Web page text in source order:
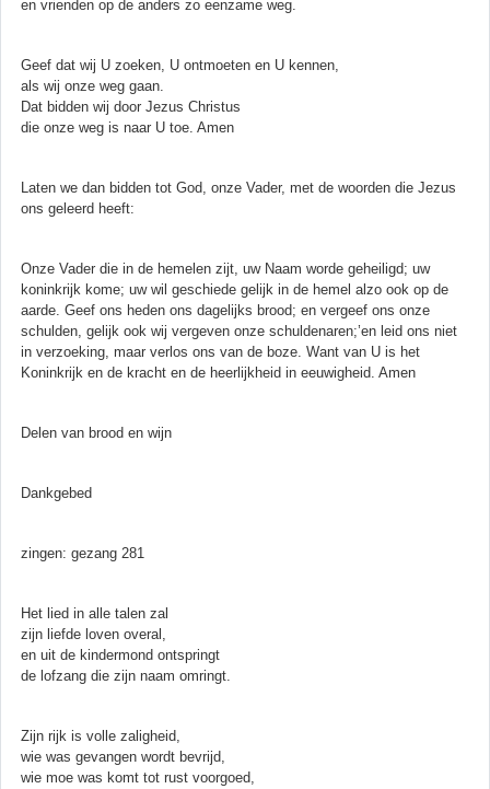
en vrienden op de anders zo eenzame weg.
Geef dat wij U zoeken, U ontmoeten en U kennen,
als wij onze weg gaan.
Dat bidden wij door Jezus Christus
die onze weg is naar U toe. Amen
Laten we dan bidden tot God, onze Vader, met de woorden die Jezus
ons geleerd heeft:
Onze Vader die in de hemelen zijt, uw Naam worde geheiligd; uw
koninkrijk kome; uw wil geschiede gelijk in de hemel alzo ook op de
aarde. Geef ons heden ons dagelijks brood; en vergeef ons onze
schulden, gelijk ook wij vergeven onze schuldenaren;’en leid ons niet
in verzoeking, maar verlos ons van de boze. Want van U is het
Koninkrijk en de kracht en de heerlijkheid in eeuwigheid. Amen
Delen van brood en wijn
Dankgebed
zingen: gezang 281
Het lied in alle talen zal
zijn liefde loven overal,
en uit de kindermond ontspringt
de lofzang die zijn naam omringt.
Zijn rijk is volle zaligheid,
wie was gevangen wordt bevrijd,
wie moe was komt tot rust voorgoed,